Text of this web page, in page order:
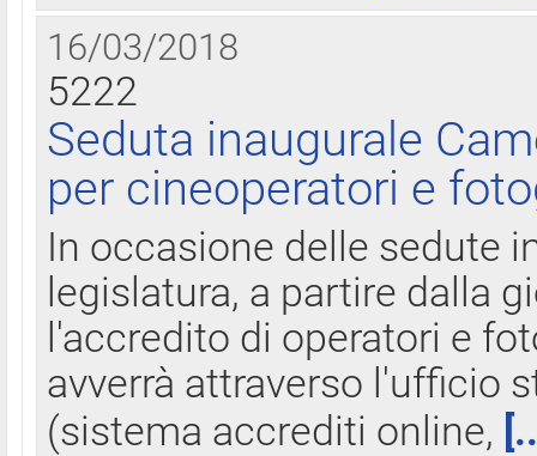
16/03/2018
5222
Seduta inaugurale
per cineoperatori e
In occasione delle sedute
legislatura, a partire dalla
l'accredito di operatori e
avverrà attraverso l'ufficio
(sistema accrediti online,